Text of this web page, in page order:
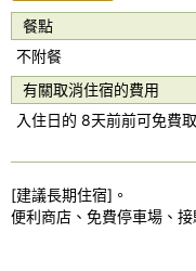
vi
o
u
s
餐點
不附餐
有關取消住宿的費用
入住日的 8天前前可免費
[建議長期住宿]。
便利商店、免費停車場、